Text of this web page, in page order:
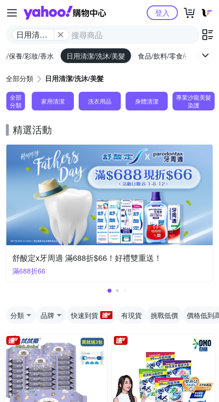
Yahoo購物中心
日用清潔/
登入
/保養/彩妝/香水 日用清潔/洗沐/美髮 食品/飲料/零食/生鮮
全部分類 日用清潔/洗沐/美髮
全部
分類
家用清潔 洗衣用品 身體清潔
專業沙龍美髮
染護
精選活動
舒酸定x牙周適 滿688折$66！好禮雙重送！
滿688折66
分類 品牌 快速到貨 有現貨 挑戰低價 價格低到